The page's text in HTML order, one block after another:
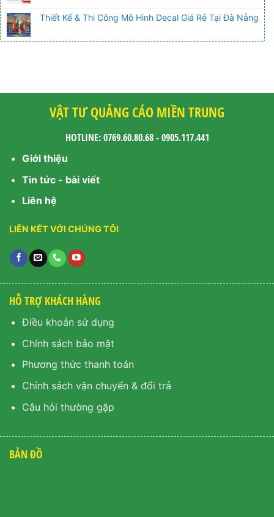
Thiết Kế & Thi Công Mô Hình Decal Giá Rẻ Tại Đà Nẵng
VẬT TƯ QUẢNG CÁO MIỀN TRUNG
HOTLINE: 0769.60.80.68 - 0905.117.441
Giới thiệu
Tin tức - bài viết
Liên hệ
LIÊN KẾT VỚI CHÚNG TÔI
HỖ TRỢ KHÁCH HÀNG
Điều khoản sử dụng
Chính sách bảo mật
Phương thức thanh toán
Chính sách vận chuyển & đổi trả
Câu hỏi thường gặp
BẢN ĐỒ